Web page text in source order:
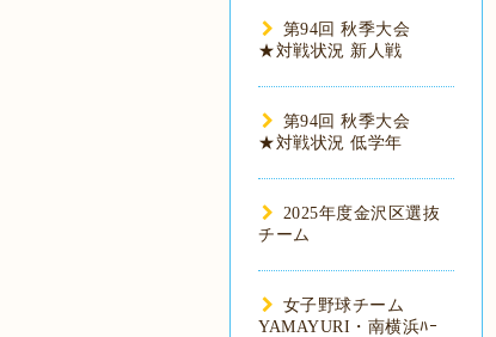
第94回 秋季大会
★対戦状況 新人戦
第94回 秋季大会
★対戦状況 低学年
2025年度金沢区選抜
チーム
女子野球チーム
YAMAYURI・南横浜ﾊｰ